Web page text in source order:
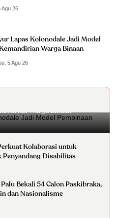
Agu 26
Lapas Kolonodale Jadi Model
Warga Binaan
5 Agu 26
Kolonodale Jadi Model
Warga Binaan
Kolaborasi untuk
Penyandang Disabilitas
Bekali 54 Calon Paskibraka,
dan Nasionalisme